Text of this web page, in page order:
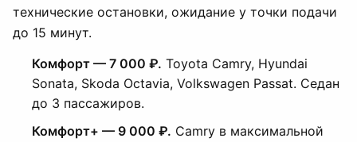
технические остановки, ожидание у точки подачи
до 15 минут.
Комфорт — 7 000 ₽. Toyota Camry, Hyundai
Sonata, Skoda Octavia, Volkswagen Passat. Седан
до 3 пассажиров.
Комфорт+ — 9 000 ₽. Camry в максимальной